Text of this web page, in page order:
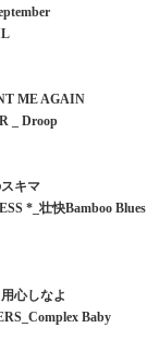
ME AGAIN
_ Droop
キマ
*_壮快Bamboo Blues
心しなよ
Baby